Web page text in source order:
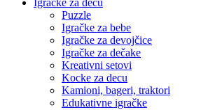
Puzzle
Igračke za bebe
Igračke za devojčice
Igračke za dečake
Kreativni setovi
Kocke za decu
Kamioni, bageri, traktori
Edukativne igračke